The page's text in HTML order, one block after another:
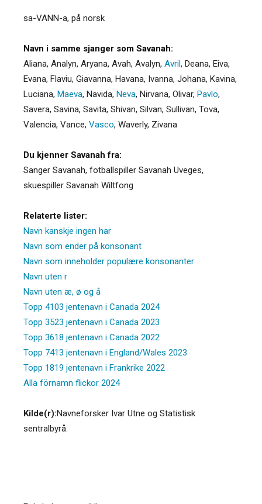
sa-VANN-a, på norsk
Navn i samme sjanger som Savanah:
Aliana, Analyn, Aryana, Avah, Avalyn, Avril, Deana, Eiva,
Evana, Flaviu, Giavanna, Havana, Ivanna, Johana, Kavina,
Luciana, Maeva, Navida, Neva, Nirvana, Olivar, Pavlo,
Savera, Savina, Savita, Shivan, Silvan, Sullivan, Tova,
Valencia, Vance, Vasco, Waverly, Zivana
Du kjenner Savanah fra:
Sanger Savanah, fotballspiller Savanah Uveges,
skuespiller Savanah Wiltfong
Relaterte lister:
Navn kanskje ingen har
Navn som ender på konsonant
Navn som inneholder populære konsonanter
Navn uten r
Navn uten æ, ø og å
Topp 4103 jentenavn i Canada 2024
Topp 3523 jentenavn i Canada 2023
Topp 3618 jentenavn i Canada 2022
Topp 7413 jentenavn i England/Wales 2023
Topp 1819 jentenavn i Frankrike 2022
Alla förnamn flickor 2024
Kilde(r):Navneforsker Ivar Utne og Statistisk
sentralbyrå.